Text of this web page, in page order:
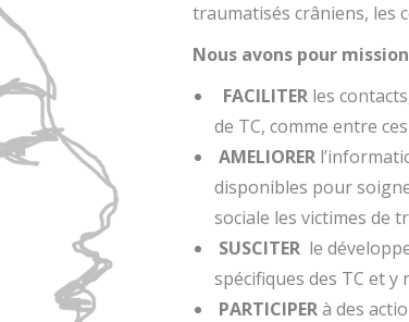
traumatisés crâniens, les
Nous avons pour
FACILITER les
de TC, comme entre
AMELIORER
disponibles pour
sociale les victimes de
SUSCITER le
spécifiques des TC et
PARTICIPERà des